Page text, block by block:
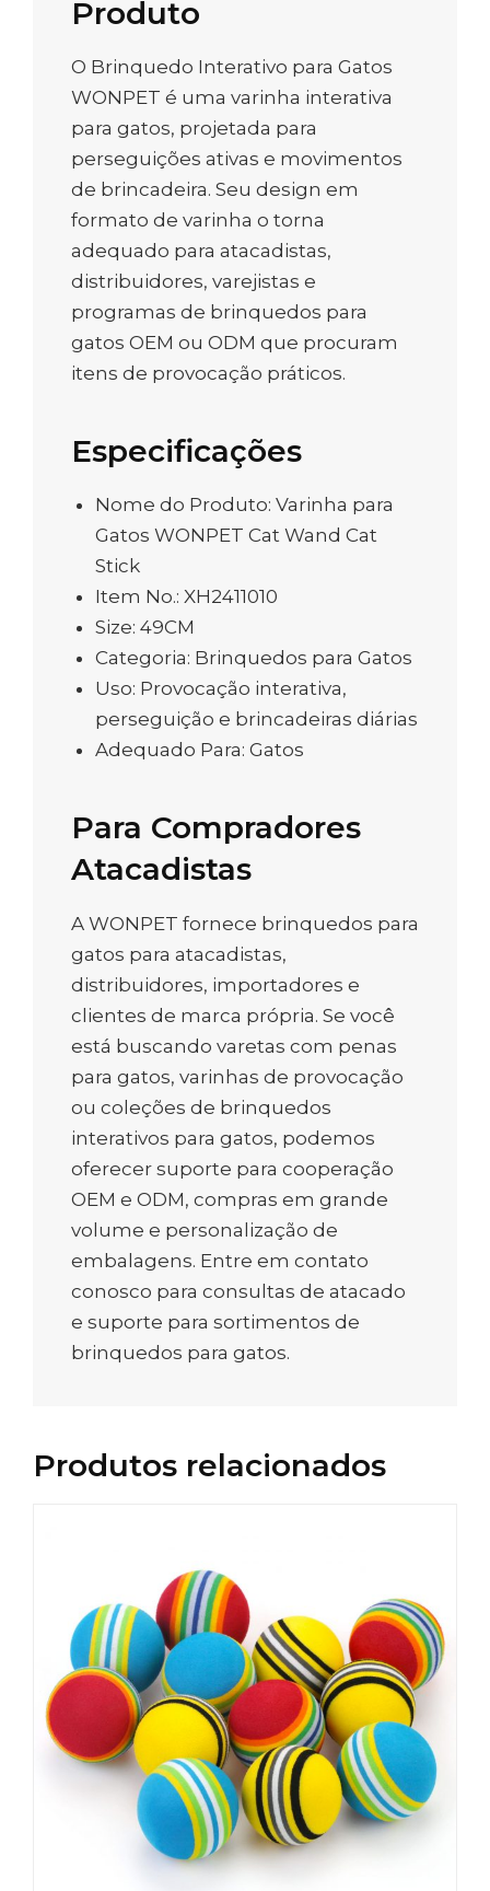
Produto
O Brinquedo Interativo para Gatos
WONPET é uma varinha interativa
para gatos, projetada para
perseguições ativas e movimentos
de brincadeira. Seu design em
formato de varinha o torna
adequado para atacadistas,
distribuidores, varejistas e
programas de brinquedos para
gatos OEM ou ODM que procuram
itens de provocação práticos.
Especificações
Nome do Produto: Varinha para
Gatos WONPET Cat Wand Cat
Stick
Item No.: XH2411010
Size: 49CM
Categoria: Brinquedos para Gatos
Uso: Provocação interativa,
perseguição e brincadeiras diárias
Adequado Para: Gatos
Para Compradores
Atacadistas
A WONPET fornece brinquedos para
gatos para atacadistas,
distribuidores, importadores e
clientes de marca própria. Se você
está buscando varetas com penas
para gatos, varinhas de provocação
ou coleções de brinquedos
interativos para gatos, podemos
oferecer suporte para cooperação
OEM e ODM, compras em grande
volume e personalização de
embalagens. Entre em contato
conosco para consultas de atacado
e suporte para sortimentos de
brinquedos para gatos.
Produtos relacionados